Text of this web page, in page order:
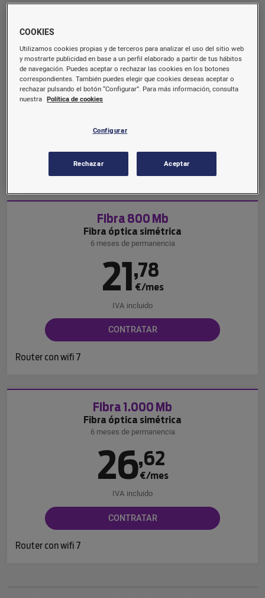
6 meses de permanencia
16,94
Router con wifi 6
Fibra 800 Mb
Fibra óptica simétrica
6 meses de permanencia
21,78
€/mes
IVA incluido
CONTRATAR
Router con wifi 7
Fibra 1.000 Mb
Fibra óptica simétrica
6 meses de permanencia
26,62
€/mes
IVA incluido
CONTRATAR
Router con wifi 7
COOKIES
Utilizamos cookies propias y de terceros para analizar el uso del sitio web
y mostrarte publicidad en base a un perfil elaborado a partir de tus hábitos
de navegación. Puedes aceptar o rechazar las cookies en los botones
correspondientes. También puedes elegir que cookies deseas aceptar o
rechazar pulsando el botón “Configurar”. Para más información, consulta
nuestra Política de cookies
Configurar
Rechazar Aceptar